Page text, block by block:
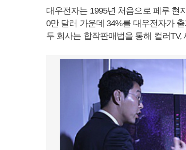
대우전자는 1995년 처음으로 페루 현
0만 달러 가운데 34%를 대우전자가
두 회사는 합작판매법을 통해 컬러